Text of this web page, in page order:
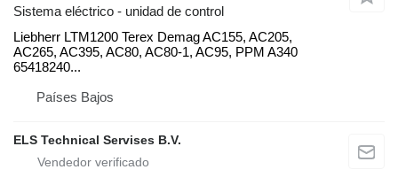
Sistema eléctrico - unidad de control
Liebherr LTM1200 Terex Demag AC155, AC205,
AC265, AC395, AC80, AC80-1, AC95, PPM A340
65418240...
Países Bajos
ELS Technical Servises B.V.